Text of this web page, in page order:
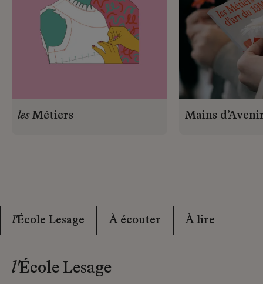
lesMétiers Mains
l'École Lesage À écouter À lire
l'École Lesage